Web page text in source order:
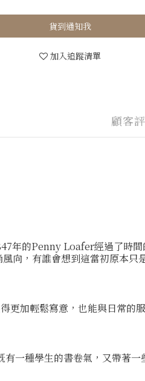
貨到通知我
加入追蹤清單
顧客
年的Penny Loafer經過了時
向，有誰會想到這當初原本只
更加輕鬆寫意，也能與日常的
一種學生的書卷氣，又帶著